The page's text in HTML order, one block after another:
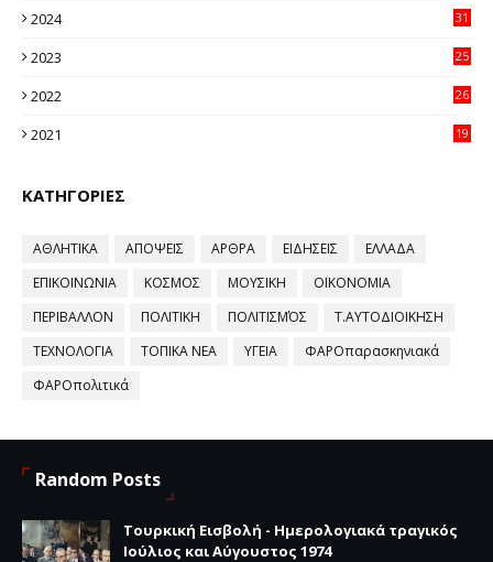
2024
31
2023
25
2022
26
2021
19
ΚΑΤΗΓΟΡΙΕΣ
ΑΘΛΗΤΙΚΑ ΑΠΟΨΕΙΣ ΑΡΘΡΑ ΕΙΔΗΣΕΙΣ
ΕΛΛΑΔΑ
ΕΠΙΚΟΙΝΩΝΙΑ
ΚΟΣΜΟΣ ΜΟΥΣΙΚΗ
ΟΙΚΟΝΟΜΙΑ
ΠΕΡΙΒΑΛΛΟΝ
ΠΟΛΙΤΙΚΗ ΠΟΛΙΤΙΣΜΌΣ
Τ.ΑΥΤΟΔΙΟΙΚΗΣΗ
ΤΕΧΝΟΛΟΓΙΑ
ΤΟΠΙΚΑ ΝΕΑ ΥΓΕΙΑ
ΦΑΡΟπαρασκηνιακά
ΦΑΡΟπολιτικά
Random Posts
Τουρκική Εισβολή - Ημερολογιακά τραγικός
Ιούλιος και Αύγουστος 1974